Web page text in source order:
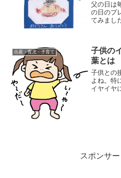
父の日は
の日のプ
てみまし
イ付きY
出産・育児・子育て
子供の
葉とは
子供との
よね。特
イヤイヤ
スポンサ